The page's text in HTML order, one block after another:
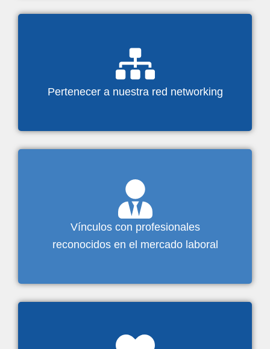
Pertenecer a nuestra red networking
Vínculos con profesionales
reconocidos en el mercado laboral